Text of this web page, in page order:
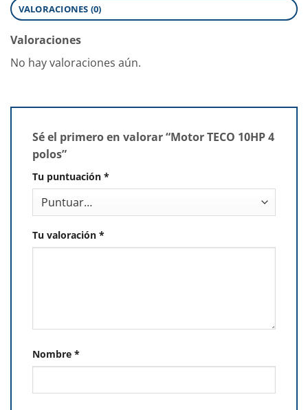
VALORACIONES (0)
Valoraciones
No hay valoraciones aún.
Sé el primero en valorar “Motor TECO 10HP 4
polos”
Tu puntuación *
Tu valoración *
Nombre *